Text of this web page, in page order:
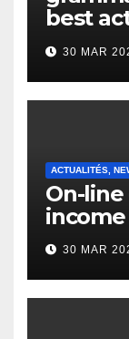
best
to it’s
English
Heap
30 MAR
ACTUALITÉS,
On-line
income
30 MAR